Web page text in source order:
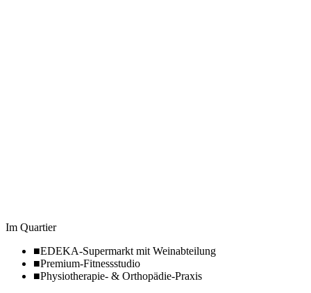
Im Quartier
■EDEKA-Supermarkt mit Weinabteilung
■Premium-Fitnessstudio
■Physiotherapie- & Orthopädie-Praxis